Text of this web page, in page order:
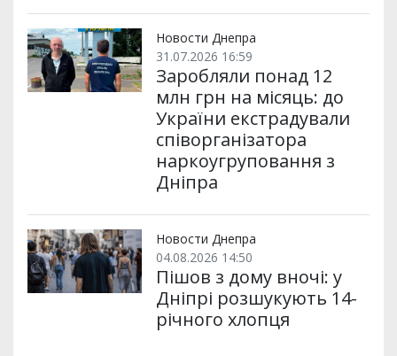
Новости Днепра
31.07.2026 16:59
Заробляли понад 12
млн грн на місяць: до
України екстрадували
співорганізатора
наркоугруповання з
Дніпра
Новости Днепра
04.08.2026 14:50
Пішов з дому вночі: у
Дніпрі розшукують 14-
річного хлопця